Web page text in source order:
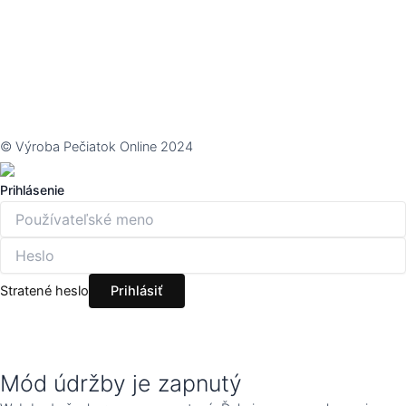
Mód údržby je zapnutý
© Výroba Pečiatok Online 2024
Prihlásenie
Stratené heslo